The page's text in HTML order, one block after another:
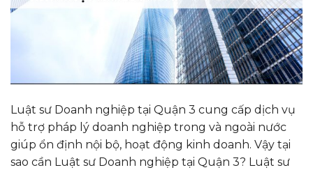
Luật sư Doanh nghiệp tại Quận 3 cung cấp dịch vụ
hỗ trợ pháp lý doanh nghiệp trong và ngoài nước
giúp ổn định nội bộ, hoạt động kinh doanh. Vậy tại
sao cần Luật sư Doanh nghiệp tại Quận 3? Luật sư